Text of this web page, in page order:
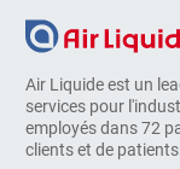
Air Liquide est un
services pour
employés dans 72
clients et de